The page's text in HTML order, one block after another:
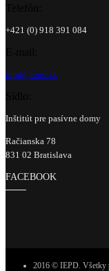
+421 (0) 918 391 084
iepd@iepd.sk
Inštitút pre pasívne domy
Račianska 78
831 02 Bratislava
FACEBOOK
2016 © IEPD. Všetky